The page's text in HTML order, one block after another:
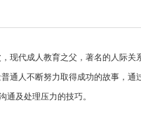
现代成人教育之父，著名的人际
通人不断努力取得成功的故事，
通及处理压力的技巧。